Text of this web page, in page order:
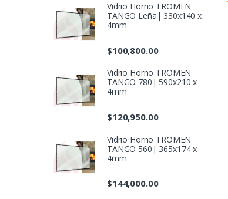
Vidrio Horno TROMEN
TANGO Leña| 330x140 x
4mm
$100,800.00
Vidrio Horno TROMEN
TANGO 780| 590x210 x
4mm
$120,950.00
Vidrio Horno TROMEN
TANGO 560| 365x174 x
4mm
$144,000.00